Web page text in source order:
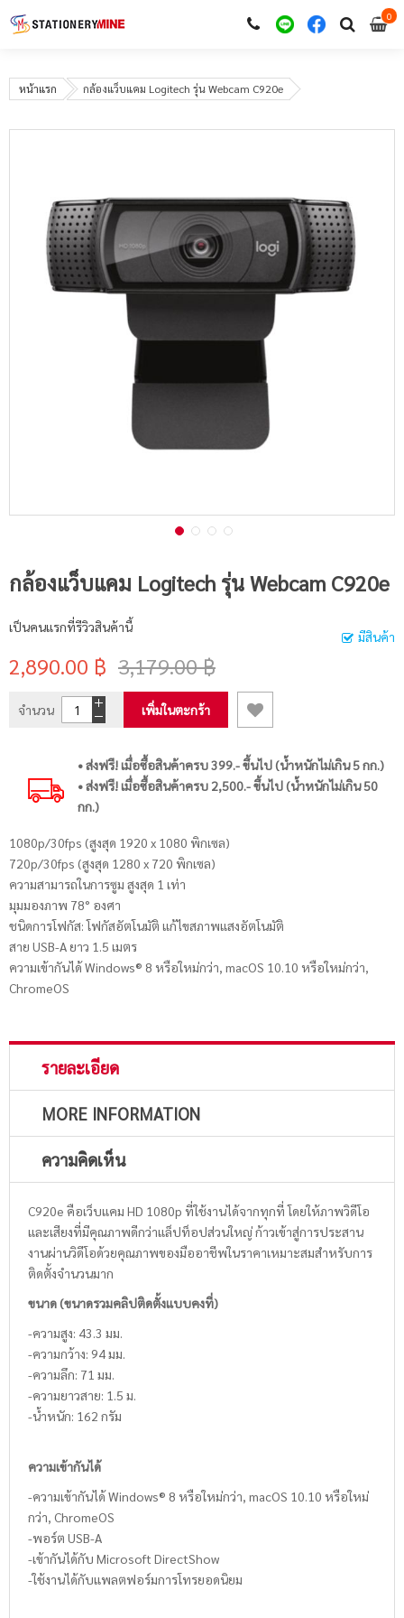
00
หน้าแรก กล้องแว็บแคม Logitech รุ่น Webcam C920e
กล้องแว็บแคม Logitech รุ่น Webcam C920e
มีสินค้า
เป็นคนแรกที่รีวิวสินค้านี้
2,890.00 ฿ 3,179.00 ฿
จำนวน เพิ่มในตะกร้า
• ส่งฟรี! เมื่อซื้อสินค้าครบ 399.- ขึ้นไป (น้ำหนักไม่เกิน 5 กก.)
• ส่งฟรี! เมื่อซื้อสินค้าครบ 2,500.- ขึ้นไป (น้ำหนักไม่เกิน 50
กก.)
1080p/30fps (สูงสุด 1920 x 1080 พิกเซล)
720p/30fps (สูงสุด 1280 x 720 พิกเซล)
ความสามารถในการซูม สูงสุด 1 เท่า
มุมมองภาพ 78° องศา
ชนิดการโฟกัส: โฟกัสอัตโนมัติ แก้ไขสภาพแสงอัตโนมัติ
สาย USB-A ยาว 1.5 เมตร
ความเข้ากันได้ Windows® 8 หรือใหม่กว่า, macOS 10.10 หรือใหม่กว่า,
ChromeOS
รายละเอียด
MORE INFORMATION
ความคิดเห็น
C920e คือเว็บแคม HD 1080p ที่ใช้งานได้จากทุกที่ โดยให้ภาพวิดีโอ
และเสียงที่มีคุณภาพดีกว่าแล็ปท็อปส่วนใหญ่ ก้าวเข้าสู่การประสาน
งานผ่านวิดีโอด้วยคุณภาพของมืออาชีพในราคาเหมาะสมสำหรับการ
ติดตั้งจำนวนมาก
ขนาด (ขนาดรวมคลิปติดตั้งแบบคงที่)
-ความสูง: 43.3 มม.
-ความกว้าง: 94 มม.
-ความลึก: 71 มม.
-ความยาวสาย: 1.5 ม.
-น้ำหนัก: 162 กรัม
ความเข้ากันได้
-ความเข้ากันได้ Windows® 8 หรือใหม่กว่า, macOS 10.10 หรือใหม่
กว่า, ChromeOS
-พอร์ต USB-A
-เข้ากันได้กับ Microsoft DirectShow
-ใช้งานได้กับแพลตฟอร์มการโทรยอดนิยม